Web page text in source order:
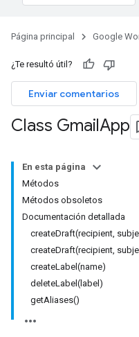
Página principal Google
¿Te resultó útil?
Enviar comentarios
Class GmailApp
En esta página
Métodos
Métodos obsoletos
Documentación detallada
createDraft(recipient,
createDraft(recipient,
createLabel(name)
deleteLabel(label)
getAliases()